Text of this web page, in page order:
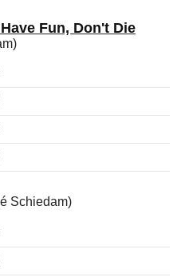
Fun, Don't Die
Schiedam)